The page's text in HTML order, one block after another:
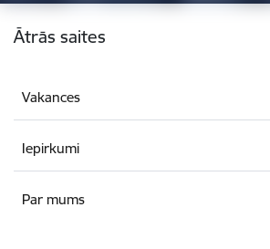
Kājene
Ātrās saites
Vakances
Iepirkumi
Par mums